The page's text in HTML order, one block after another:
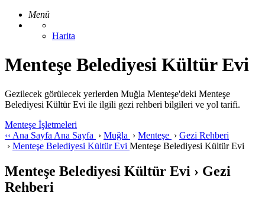
Menü
Harita
Menteşe Belediyesi Kültür Evi
Gezilecek görülecek yerlerden Muğla Menteşe'deki Menteşe
Belediyesi Kültür Evi ile ilgili gezi rehberi bilgileri ve yol tarifi.
Menteşe İşletmeleri
‹‹ Ana Sayfa Ana Sayfa › Muğla › Menteşe › Gezi Rehberi
› Menteşe Belediyesi Kültür Evi Menteşe Belediyesi Kültür Evi
Menteşe Belediyesi Kültür Evi › Gezi
Rehberi